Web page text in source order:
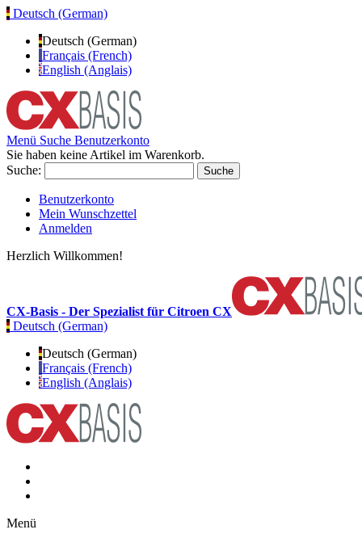
Deutsch (German)
Deutsch (German)
Français (French)
English (Anglais)
Menü Suche Benutzerkonto
Sie haben keine Artikel im Warenkorb.
Suche:
Suche
Benutzerkonto
Mein Wunschzettel
Anmelden
Herzlich Willkommen!
CX-Basis - Der Spezialist für Citroen CX
Deutsch (German)
Deutsch (German)
Français (French)
English (Anglais)
Menü